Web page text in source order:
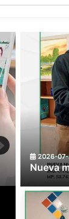
DE
2026-08-
Nueva
2026-